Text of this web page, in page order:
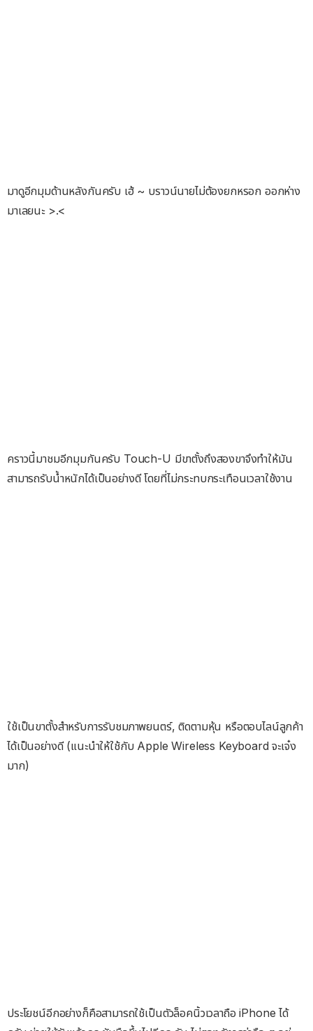
มาดูอีกมุมด้านหลังกันครับ เฮ้ ~ บราวน์นายไม่ต้องยกหรอก ออกห่าง
มาเลยนะ >.<
คราวนี้มาชมอีกมุมกันครับ Touch-U มีขาตั้งถึงสองขาจึงทำให้มัน
สามารถรับน้ำหนักได้เป็นอย่างดี โดยที่ไม่กระทบกระเทือนเวลาใช้งาน
ใช้เป็นขาตั้งสำหรับการรับชมภาพยนตร์, ติดตามหุ้น หรือตอบไลน์ลูกค้า
ได้เป็นอย่างดี (แนะนำให้ใช้กับ Apple Wireless Keyboard จะเจ๋ง
มาก)
ประโยชน์อีกอย่างก็คือสามารถใช้เป็นตัวล็อคนิ้วเวลาถือ iPhone ได้